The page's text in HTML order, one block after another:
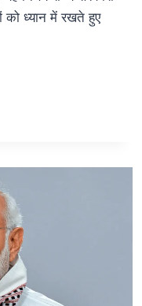
को ध्यान में रखते हुए